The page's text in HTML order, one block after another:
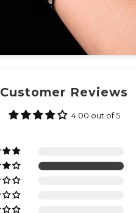
Customer Reviews
4.00 out of 5